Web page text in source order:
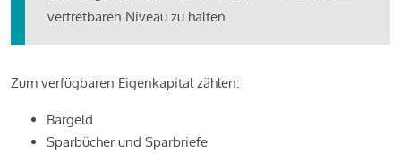
vertretbaren Niveau zu halten.
Zum verfügbaren Eigenkapital zählen:
Bargeld
Sparbücher und Sparbriefe